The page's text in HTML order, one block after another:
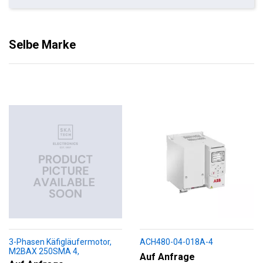
Selbe Marke
3-Phasen Käfigläufermotor,
M2BAX 250SMA 4,
+188+230+451+009
ACH480-04-018A-4
Auf Anfrage